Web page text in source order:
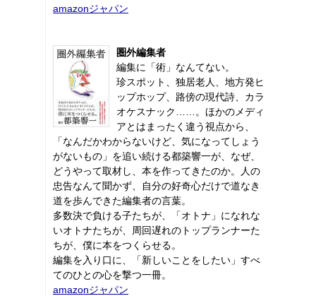
amazonジャパン
圏外編集者
編集に「術」なんてない。
珍スポット、独居老人、地方発ヒ
ップホップ、路傍の現代詩、カラ
オケスナック……。ほかのメディ
アとはまったく違う視点から、
「なんだかわからないけど、気になってしょう
がないもの」を追い続ける都築響一が、なぜ、
どうやって取材し、本を作ってきたのか。人の
忠告なんて聞かず、自分の好奇心だけで道なき
道を歩んできた編集者の言葉。
多数決で負ける子たちが、「オトナ」になれな
いオトナたちが、周回遅れのトップランナーた
ちが、僕に本をつくらせる。
編集を入り口に、「新しいことをしたい」すべ
てのひとの心を撃つ一冊。
amazonジャパン